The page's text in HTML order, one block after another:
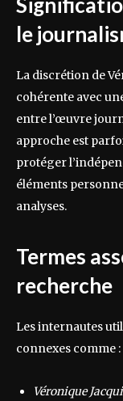
le
La discrétion de
cohérente avec
entre l’œuvre
approche est
protéger
éléments
analyses.
Termes
recherche
Les internautes
connexes comme :
Véronique